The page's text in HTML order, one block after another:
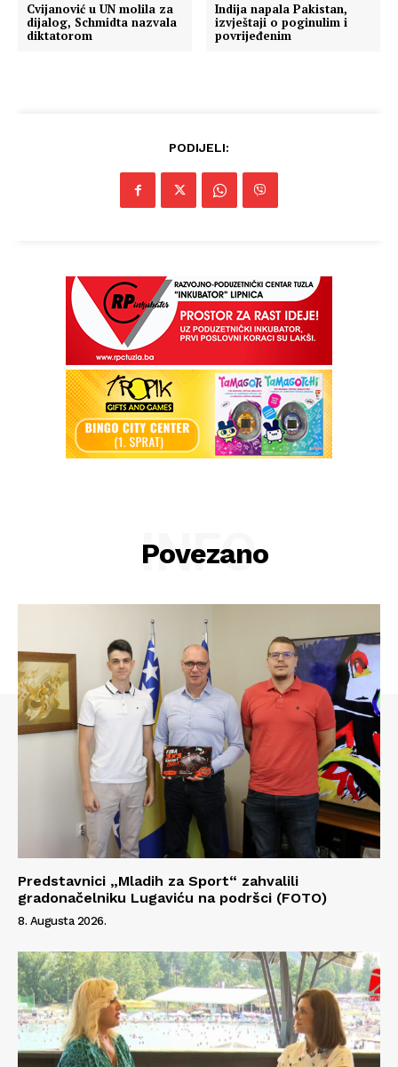
Cvijanović u UN molila za
dijalog, Schmidta nazvala
diktatorom
Indija napala Pakistan,
izvještaji o poginulim i
povrijeđenim
PODIJELI:
Povezano
INFO
Predstavnici „Mladih za Sport“ zahvalili
gradonačelniku Lugaviću na podršci (FOTO)
8. Augusta 2026.